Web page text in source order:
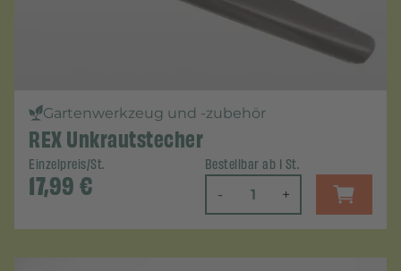
Gartenwerkzeug und -zubehör
REX Unkrautstecher
Einzelpreis/St.
17,99€
Bestellbar ab 1 St.
- +